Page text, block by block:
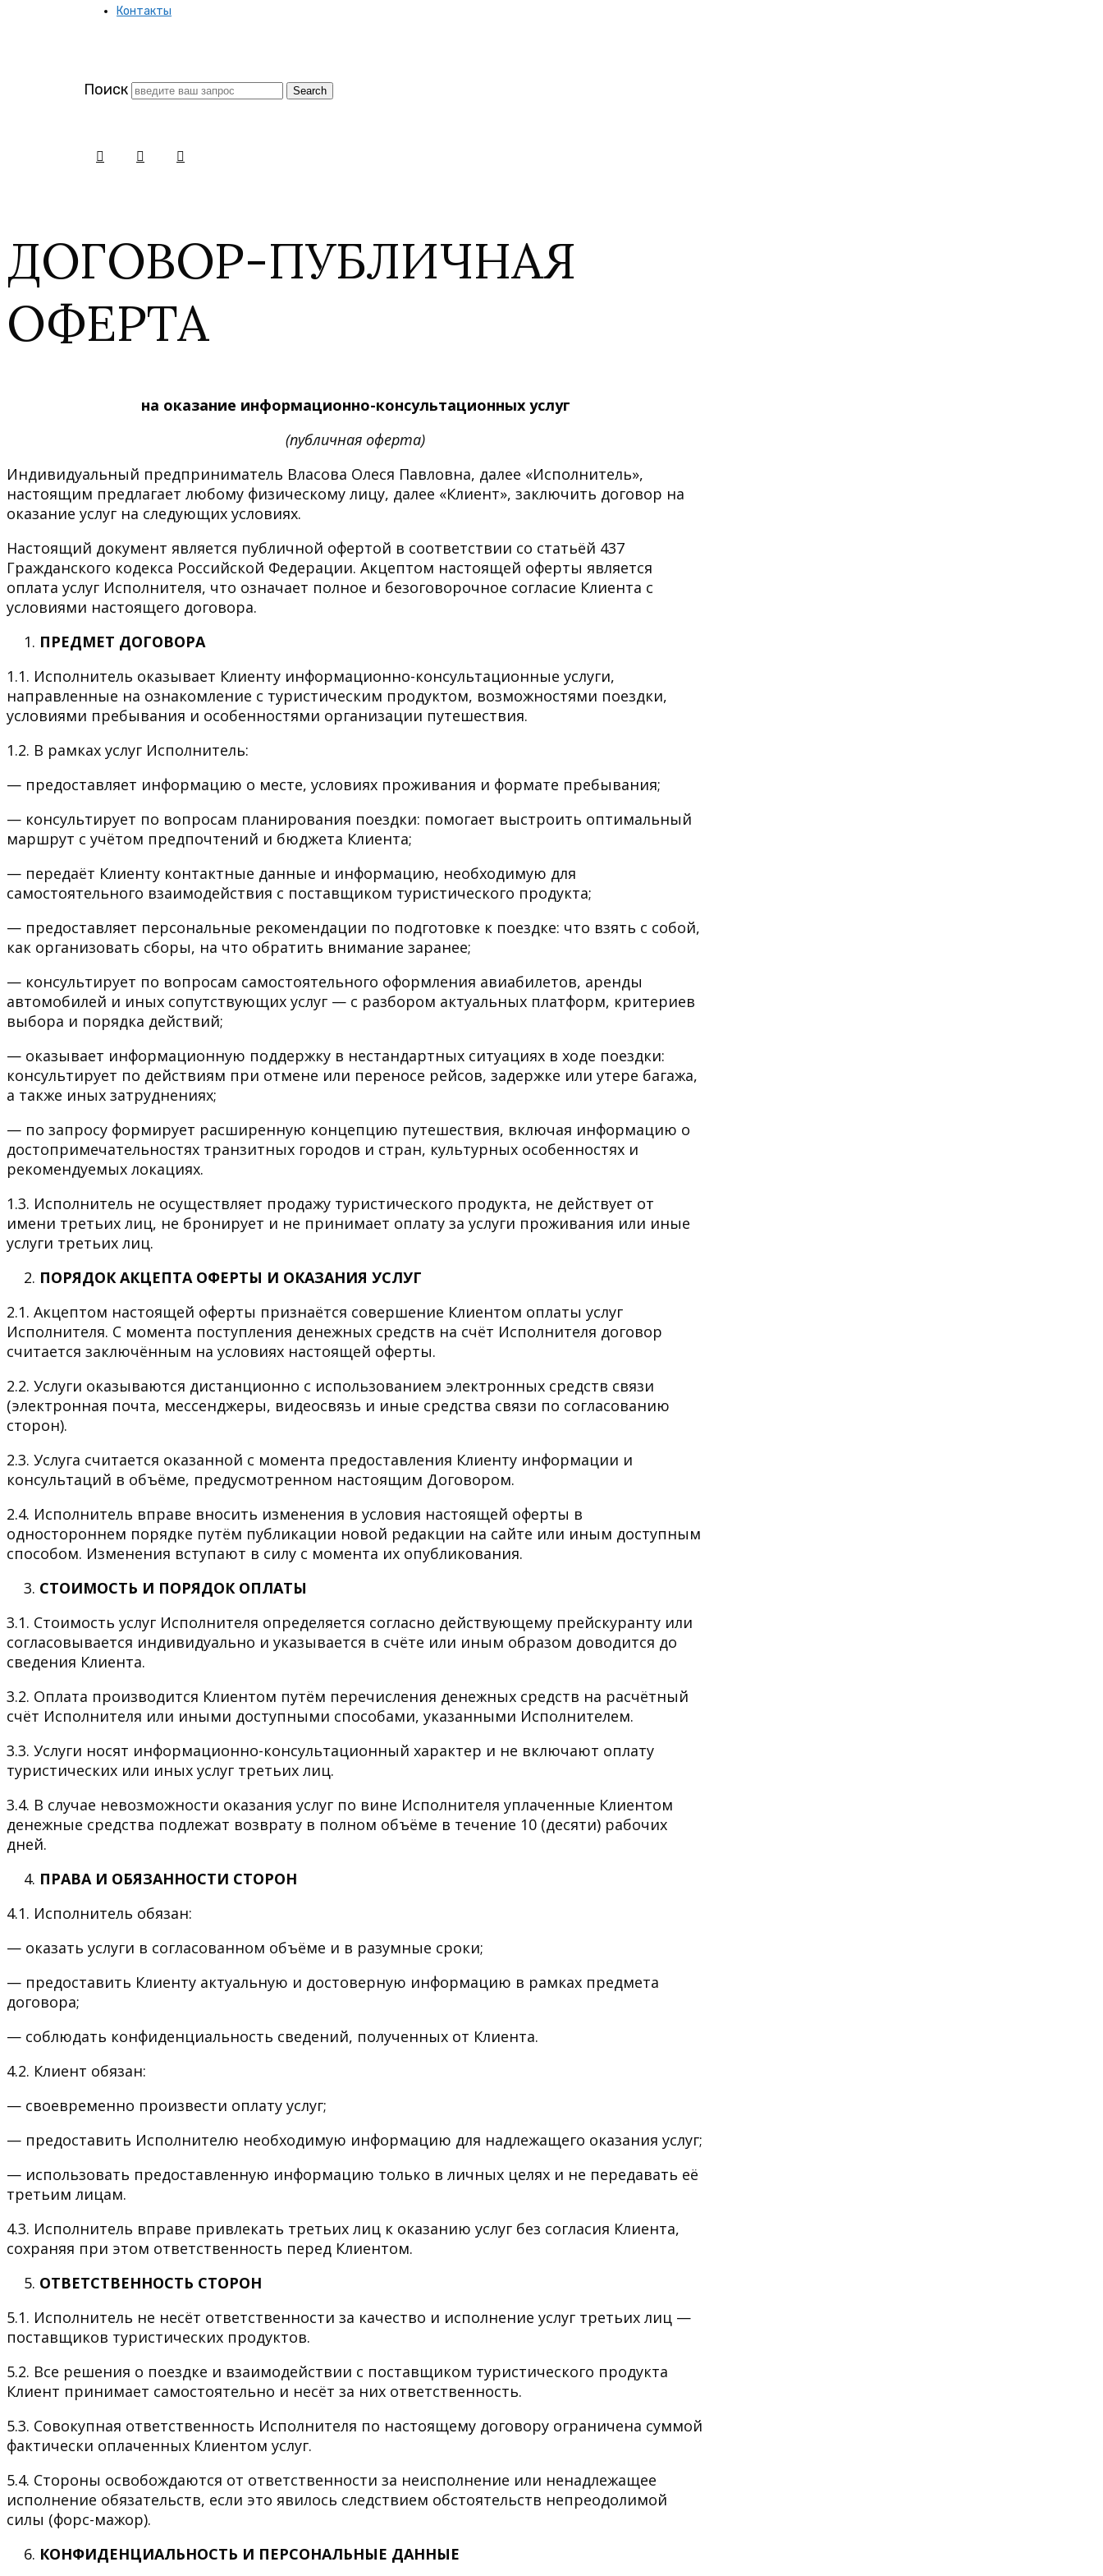
Контакты
Поиск
ДОГОВОР-ПУБЛИЧНАЯ
ОФЕРТА
на оказание информационно-консультационных услуг
(публичная оферта)
Индивидуальный предприниматель Власова Олеся Павловна, далее «Исполнитель»,
настоящим предлагает любому физическому лицу, далее «Клиент», заключить договор на
оказание услуг на следующих условиях.
Настоящий документ является публичной офертой в соответствии со статьёй 437
Гражданского кодекса Российской Федерации. Акцептом настоящей оферты является
оплата услуг Исполнителя, что означает полное и безоговорочное согласие Клиента с
условиями настоящего договора.
ПРЕДМЕТ ДОГОВОРА
1.1. Исполнитель оказывает Клиенту информационно-консультационные услуги,
направленные на ознакомление с туристическим продуктом, возможностями поездки,
условиями пребывания и особенностями организации путешествия.
1.2. В рамках услуг Исполнитель:
— предоставляет информацию о месте, условиях проживания и формате пребывания;
— консультирует по вопросам планирования поездки: помогает выстроить оптимальный
маршрут с учётом предпочтений и бюджета Клиента;
— передаёт Клиенту контактные данные и информацию, необходимую для
самостоятельного взаимодействия с поставщиком туристического продукта;
— предоставляет персональные рекомендации по подготовке к поездке: что взять с собой,
как организовать сборы, на что обратить внимание заранее;
— консультирует по вопросам самостоятельного оформления авиабилетов, аренды
автомобилей и иных сопутствующих услуг — с разбором актуальных платформ, критериев
выбора и порядка действий;
— оказывает информационную поддержку в нестандартных ситуациях в ходе поездки:
консультирует по действиям при отмене или переносе рейсов, задержке или утере багажа,
а также иных затруднениях;
— по запросу формирует расширенную концепцию путешествия, включая информацию о
достопримечательностях транзитных городов и стран, культурных особенностях и
рекомендуемых локациях.
1.3. Исполнитель не осуществляет продажу туристического продукта, не действует от
имени третьих лиц, не бронирует и не принимает оплату за услуги проживания или иные
услуги третьих лиц.
ПОРЯДОК АКЦЕПТА ОФЕРТЫ И ОКАЗАНИЯ УСЛУГ
2.1. Акцептом настоящей оферты признаётся совершение Клиентом оплаты услуг
Исполнителя. С момента поступления денежных средств на счёт Исполнителя договор
считается заключённым на условиях настоящей оферты.
2.2. Услуги оказываются дистанционно с использованием электронных средств связи
(электронная почта, мессенджеры, видеосвязь и иные средства связи по согласованию
сторон).
2.3. Услуга считается оказанной с момента предоставления Клиенту информации и
консультаций в объёме, предусмотренном настоящим Договором.
2.4. Исполнитель вправе вносить изменения в условия настоящей оферты в
одностороннем порядке путём публикации новой редакции на сайте или иным доступным
способом. Изменения вступают в силу с момента их опубликования.
СТОИМОСТЬ И ПОРЯДОК ОПЛАТЫ
3.1. Стоимость услуг Исполнителя определяется согласно действующему прейскуранту или
согласовывается индивидуально и указывается в счёте или иным образом доводится до
сведения Клиента.
3.2. Оплата производится Клиентом путём перечисления денежных средств на расчётный
счёт Исполнителя или иными доступными способами, указанными Исполнителем.
3.3. Услуги носят информационно-консультационный характер и не включают оплату
туристических или иных услуг третьих лиц.
3.4. В случае невозможности оказания услуг по вине Исполнителя уплаченные Клиентом
денежные средства подлежат возврату в полном объёме в течение 10 (десяти) рабочих
дней.
ПРАВА И ОБЯЗАННОСТИ СТОРОН
4.1. Исполнитель обязан:
— оказать услуги в согласованном объёме и в разумные сроки;
— предоставить Клиенту актуальную и достоверную информацию в рамках предмета
договора;
— соблюдать конфиденциальность сведений, полученных от Клиента.
4.2. Клиент обязан:
— своевременно произвести оплату услуг;
— предоставить Исполнителю необходимую информацию для надлежащего оказания услуг;
— использовать предоставленную информацию только в личных целях и не передавать её
третьим лицам.
4.3. Исполнитель вправе привлекать третьих лиц к оказанию услуг без согласия Клиента,
сохраняя при этом ответственность перед Клиентом.
ОТВЕТСТВЕННОСТЬ СТОРОН
5.1. Исполнитель не несёт ответственности за качество и исполнение услуг третьих лиц —
поставщиков туристических продуктов.
5.2. Все решения о поездке и взаимодействии с поставщиком туристического продукта
Клиент принимает самостоятельно и несёт за них ответственность.
5.3. Совокупная ответственность Исполнителя по настоящему договору ограничена суммой
фактически оплаченных Клиентом услуг.
5.4. Стороны освобождаются от ответственности за неисполнение или ненадлежащее
исполнение обязательств, если это явилось следствием обстоятельств непреодолимой
силы (форс-мажор).
КОНФИДЕНЦИАЛЬНОСТЬ И ПЕРСОНАЛЬНЫЕ ДАННЫЕ